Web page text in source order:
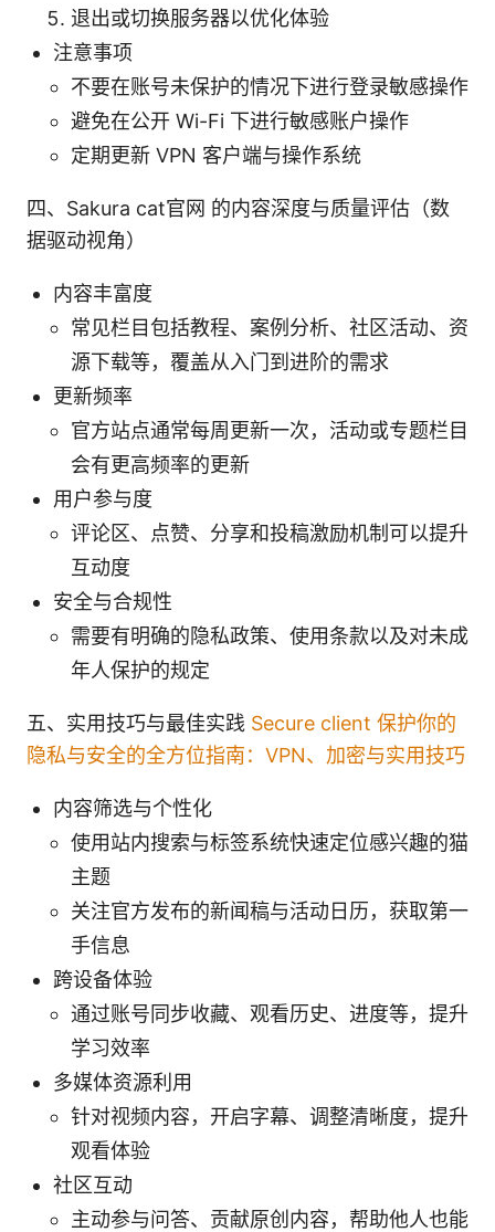
退出或切换服务器以优化体验
注意事项
不要在账号未保护的情况下进行登录敏感操作
避免在公开 Wi-Fi 下进行敏感账户操作
定期更新 VPN 客户端与操作系统
四、Sakura cat官网 的内容深度与质量评估（数
据驱动视角）
内容丰富度
常见栏目包括教程、案例分析、社区活动、资
源下载等，覆盖从入门到进阶的需求
更新频率
官方站点通常每周更新一次，活动或专题栏目
会有更高频率的更新
用户参与度
评论区、点赞、分享和投稿激励机制可以提升
互动度
安全与合规性
需要有明确的隐私政策、使用条款以及对未成
年人保护的规定
五、实用技巧与最佳实践 Secure client 保护你的
隐私与安全的全方位指南：VPN、加密与实用技巧
内容筛选与个性化
使用站内搜索与标签系统快速定位感兴趣的猫
主题
关注官方发布的新闻稿与活动日历，获取第一
手信息
跨设备体验
通过账号同步收藏、观看历史、进度等，提升
学习效率
多媒体资源利用
针对视频内容，开启字幕、调整清晰度，提升
观看体验
社区互动
主动参与问答、贡献原创内容，帮助他人也能